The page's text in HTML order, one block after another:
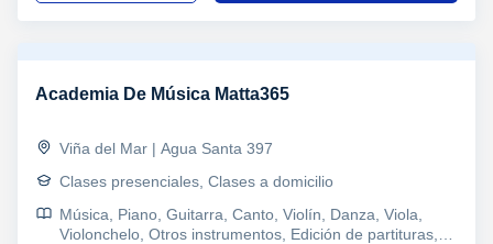
Academia De Música Matta365
Viña del Mar | Agua Santa 397
Clases presenciales, Clases a domicilio
Música, Piano, Guitarra, Canto, Violín, Danza, Viola,
Violonchelo, Otros instrumentos, Edición de partituras,